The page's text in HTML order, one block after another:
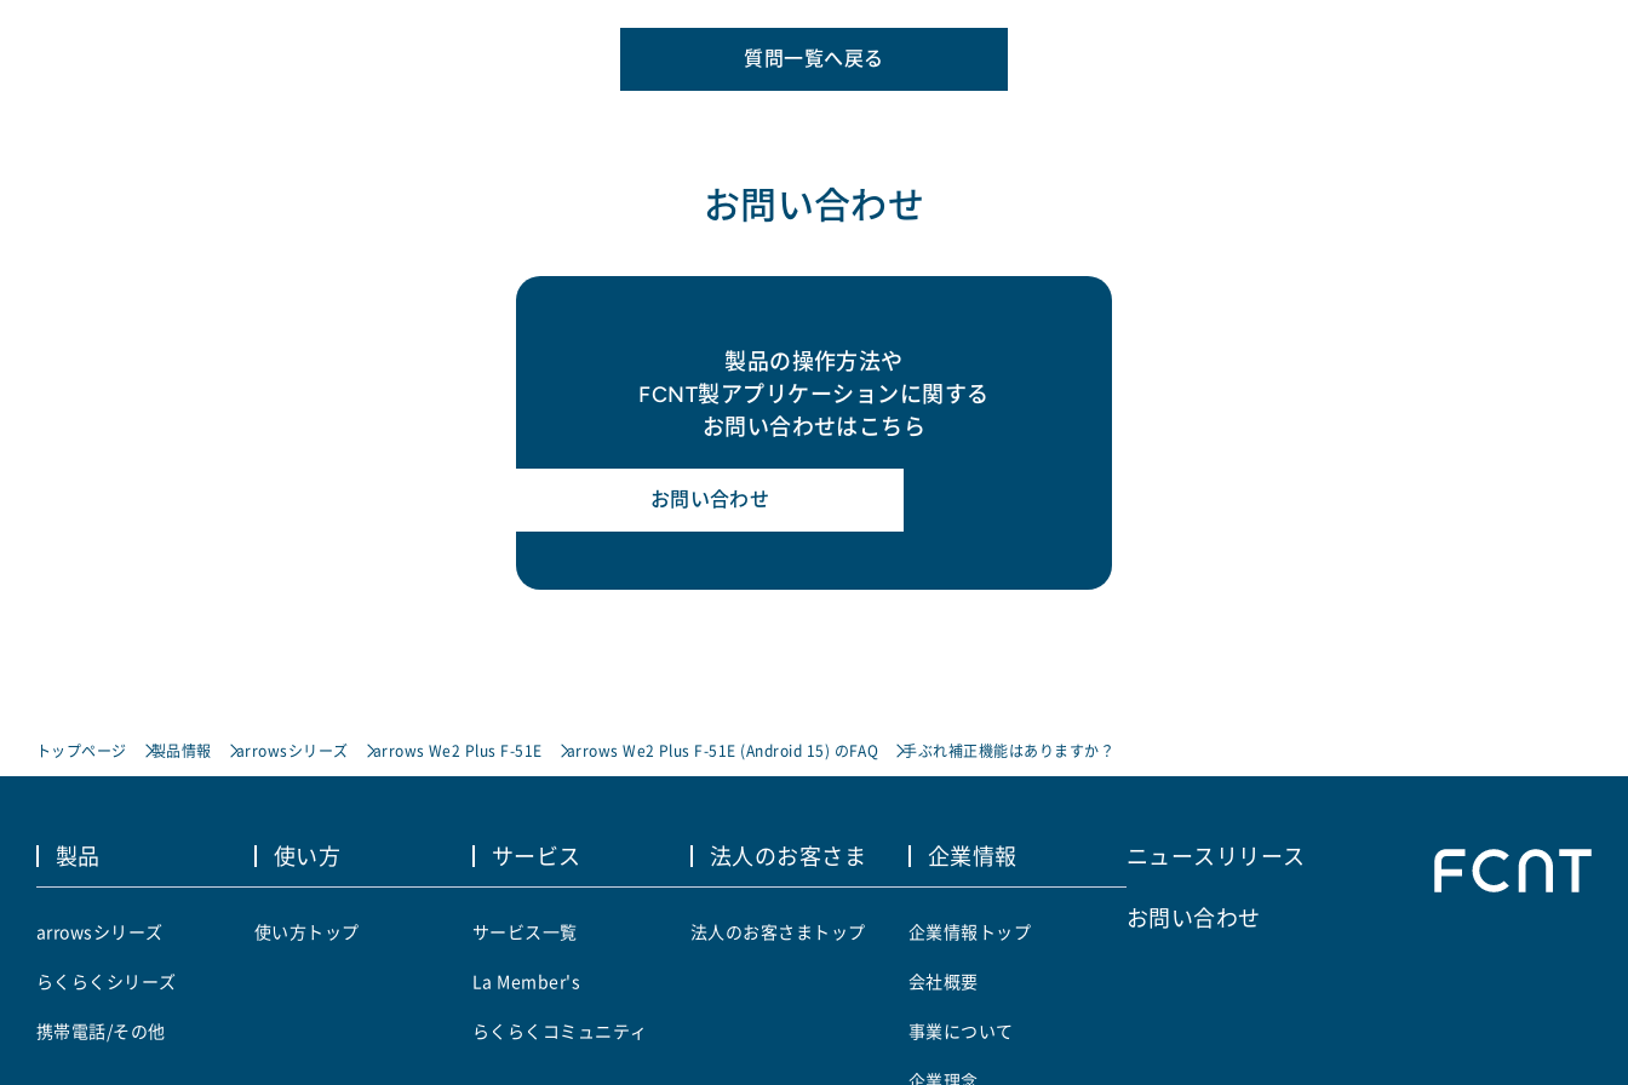
質問一覧へ戻る
お問い合わせ
製品の操作方法や
FCNT製アプリケーションに関する
お問い合わせはこちら
お問い合わせ
トップページ 製品情報 arrowsシリーズ arrows We2 Plus F-51E arrows We2 Plus F-51E (Android 15) のFAQ 手ぶれ補正機能はありますか？
製品
arrowsシリーズ
らくらくシリーズ
携帯電話/その他
使い方
使い方トップ
サービス
サービス一覧
La Member's
らくらくコミュニティ
法人のお客さま
法人のお客さまトップ
企業情報
企業情報トップ
会社概要
事業について
企業理念
ニュースリリース
お問い合わせ